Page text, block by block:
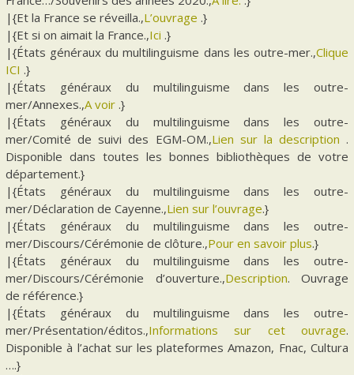
|{Et la France se réveilla.,L’ouvrage .}
|{Et si on aimait la France.,Ici .}
|{États généraux du multilinguisme dans les outre-mer.,Clique
ICI .}
|{États généraux du multilinguisme dans les outre-
mer/Annexes.,A voir .}
|{États généraux du multilinguisme dans les outre-
mer/Comité de suivi des EGM-OM.,Lien sur la description .
Disponible dans toutes les bonnes bibliothèques de votre
département.}
|{États généraux du multilinguisme dans les outre-
mer/Déclaration de Cayenne.,Lien sur l’ouvrage.}
|{États généraux du multilinguisme dans les outre-
mer/Discours/Cérémonie de clôture.,Pour en savoir plus.}
|{États généraux du multilinguisme dans les outre-
mer/Discours/Cérémonie d’ouverture.,Description. Ouvrage
de référence.}
|{États généraux du multilinguisme dans les outre-
mer/Présentation/éditos.,Informations sur cet ouvrage.
Disponible à l’achat sur les plateformes Amazon, Fnac, Cultura
….}